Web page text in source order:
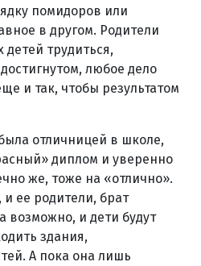
помидоров или
в другом. Родители
детей трудиться,
любое дело
и так, чтобы результатом
отличницей в школе,
диплом и уверенно
же, тоже на «отлично».
и ее родители, брат
возможно, и дети будут
здания,
А пока она лишь